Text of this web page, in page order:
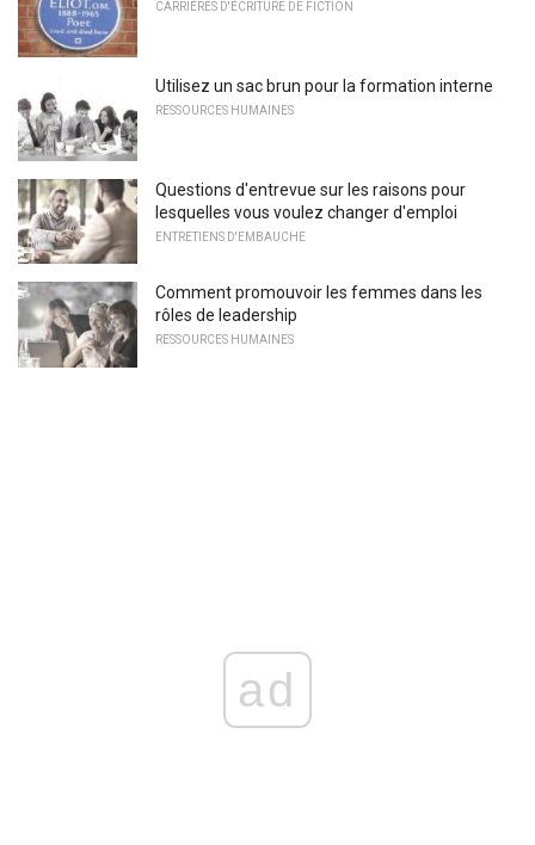
CARRIÈRES D'ÉCRITURE DE FICTION
Utilisez un sac brun pour la formation interne
RESSOURCES HUMAINES
Questions d'entrevue sur les raisons pour
lesquelles vous voulez changer d'emploi
ENTRETIENS D'EMBAUCHE
Comment promouvoir les femmes dans les
rôles de leadership
RESSOURCES HUMAINES
ad